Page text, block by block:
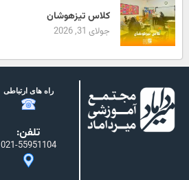
کلاس تیزهوشان
جولای 31, 2026
راه های ارتباطی
تلفن:
021-55951104